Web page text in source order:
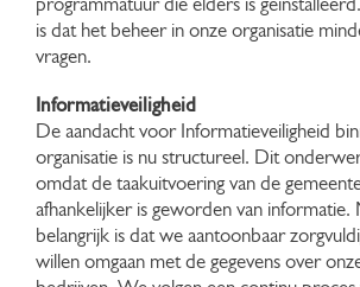
programmatuur die elders is
is dat het beheer in onze organisatie
vragen.
Informatieveiligheid
De aandacht voor Informatieveiligheid
organisatie is nu structureel. Dit
omdat de taakuitvoering van de
afhankelijker is geworden van informatie.
belangrijk is dat we aantoonbaar
willen omgaan met de gegevens over